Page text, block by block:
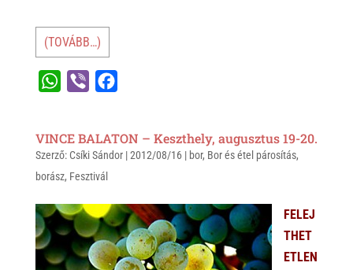
(TOVÁBB…)
t
p
p
e
e
o
k
VINCE BALATON – Keszthely, augusztus 19-20.
Szerző: Csíki Sándor|2012/08/16| bor, Bor és étel párosítás,
borász, Fesztivál
FELEJ
THET
ETLEN